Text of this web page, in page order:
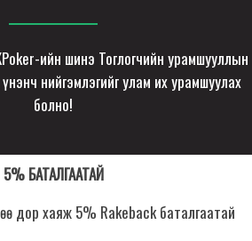
ийн шинэ Тоглогчийн урамшууллын
нийгэмлэгийг улам их урамшуулах
болно!
5% БАТАЛГААТАЙ
дор хаяж 5% Rakeback баталгаатай